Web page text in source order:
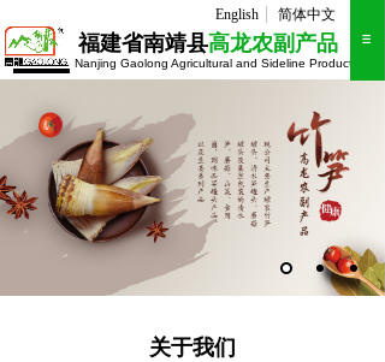
English 简体中文
福建省南靖县高龙农副产品
Nanjing Gaolong Agricultural and Sideline Products
THE NEW FASHION MEN
关于我们